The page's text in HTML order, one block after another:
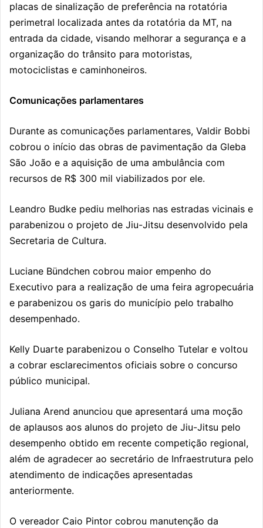
placas de sinalização de preferência na rotatória
perimetral localizada antes da rotatória da MT, na
entrada da cidade, visando melhorar a segurança e a
organização do trânsito para motoristas,
motociclistas e caminhoneiros.
Comunicações parlamentares
Durante as comunicações parlamentares, Valdir Bobbi
cobrou o início das obras de pavimentação da Gleba
São João e a aquisição de uma ambulância com
recursos de R$ 300 mil viabilizados por ele.
Leandro Budke pediu melhorias nas estradas vicinais e
parabenizou o projeto de Jiu-Jitsu desenvolvido pela
Secretaria de Cultura.
Luciane Bündchen cobrou maior empenho do
Executivo para a realização de uma feira agropecuária
e parabenizou os garis do município pelo trabalho
desempenhado.
Kelly Duarte parabenizou o Conselho Tutelar e voltou
a cobrar esclarecimentos oficiais sobre o concurso
público municipal.
Juliana Arend anunciou que apresentará uma moção
de aplausos aos alunos do projeto de Jiu-Jitsu pelo
desempenho obtido em recente competição regional,
além de agradecer ao secretário de Infraestrutura pelo
atendimento de indicações apresentadas
anteriormente.
O vereador Caio Pintor cobrou manutenção da